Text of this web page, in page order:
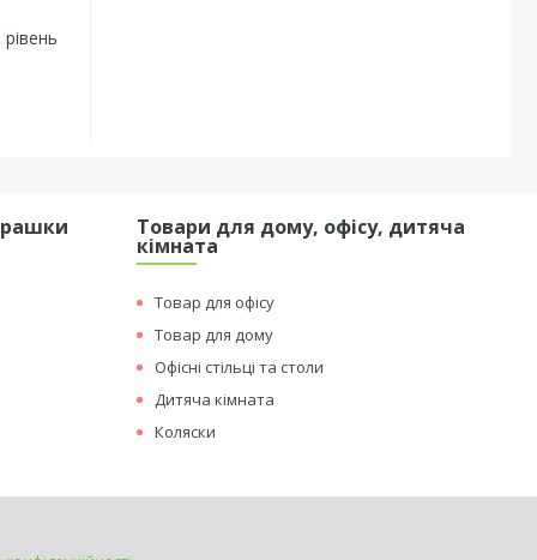
Товари для дому, офісу, дитяча
кімната
Товар для офісу
Товар для дому
Офісні стільці та столи
Дитяча кімната
Коляски